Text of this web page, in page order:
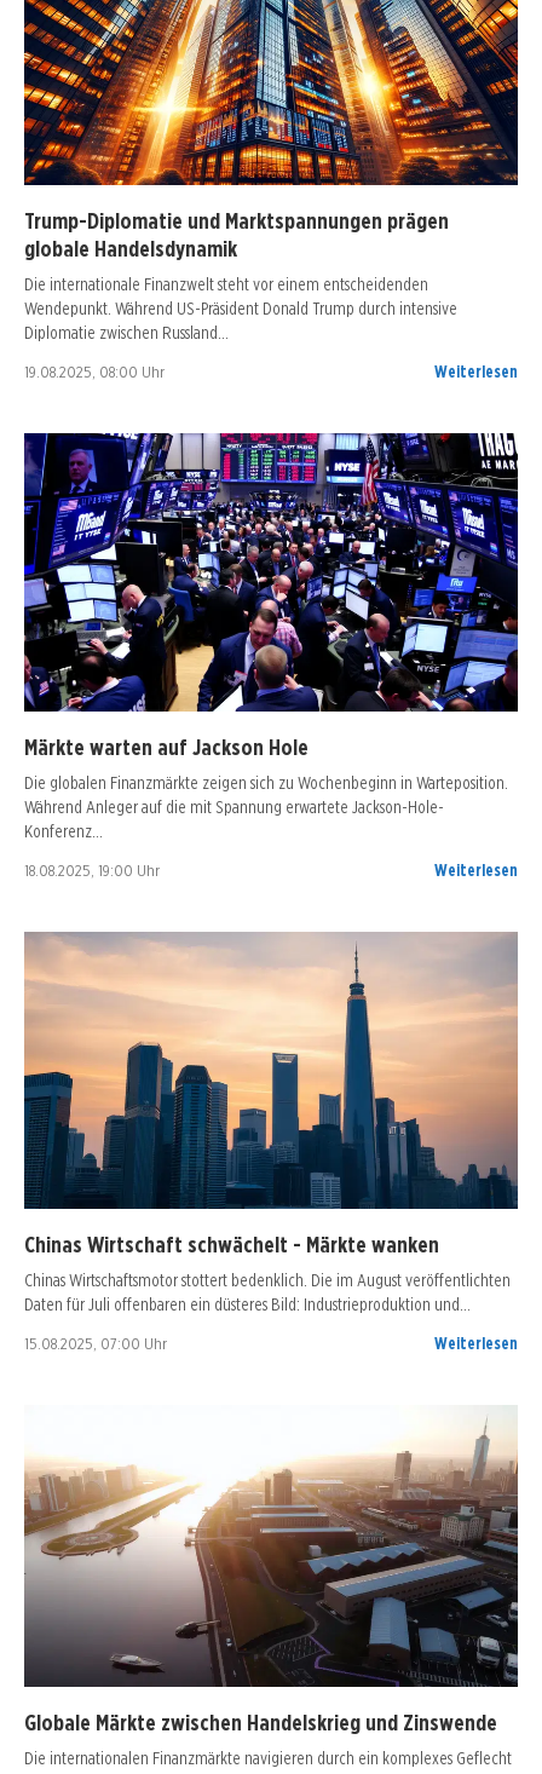
Trump-Diplomatie und Marktspannungen prägen
globale Handelsdynamik
Die internationale Finanzwelt steht vor einem entscheidenden
Wendepunkt. Während US-Präsident Donald Trump durch intensive
Diplomatie zwischen Russland…
19.08.2025, 08:00 Uhr Weiterlesen
Märkte warten auf Jackson Hole
Die globalen Finanzmärkte zeigen sich zu Wochenbeginn in Warteposition.
Während Anleger auf die mit Spannung erwartete Jackson-Hole-
Konferenz…
18.08.2025, 19:00 Uhr Weiterlesen
Chinas Wirtschaft schwächelt - Märkte wanken
Chinas Wirtschaftsmotor stottert bedenklich. Die im August veröffentlichten
Daten für Juli offenbaren ein düsteres Bild: Industrieproduktion und…
15.08.2025, 07:00 Uhr Weiterlesen
Globale Märkte zwischen Handelskrieg und Zinswende
Die internationalen Finanzmärkte navigieren durch ein komplexes Geflecht